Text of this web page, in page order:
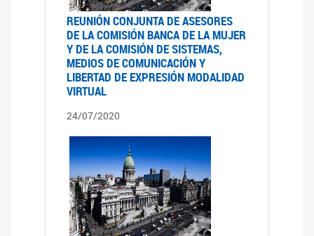
REUNIÓN CONJUNTA DE ASESORES
DE LA COMISIÓN BANCA DE LA MUJER
Y DE LA COMISIÓN DE SISTEMAS,
MEDIOS DE COMUNICACIÓN Y
LIBERTAD DE EXPRESIÓN MODALIDAD
VIRTUAL
24/07/2020